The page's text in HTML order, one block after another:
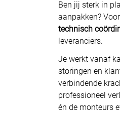
Ben jij sterk in
aanpakken?
technisch
leveranciers.
Je werkt vanaf
storingen en
verbindende
professioneel
én de monteurs